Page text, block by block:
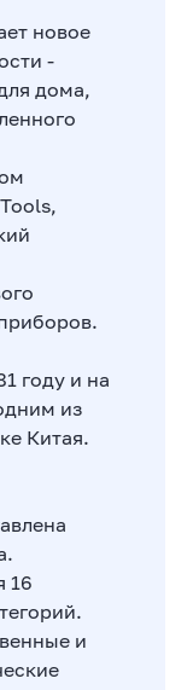
новое
-
дома,
году и на
из
Китая.
16
и